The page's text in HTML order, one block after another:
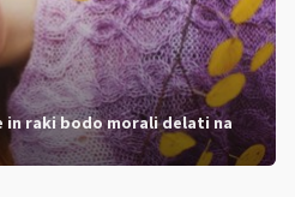
in raki bodo morali delati na